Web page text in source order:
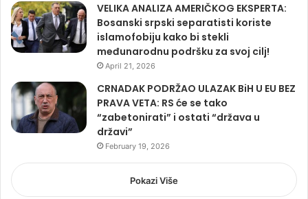
VELIKA ANALIZA AMERIČKOG EKSPERTA:
Bosanski srpski separatisti koriste
islamofobiju kako bi stekli
međunarodnu podršku za svoj cilj!
April 21, 2026
CRNADAK PODRŽAO ULAZAK BiH U EU BEZ
PRAVA VETA: RS će se tako
“zabetonirati” i ostati “država u
državi”
February 19, 2026
Pokazi Više